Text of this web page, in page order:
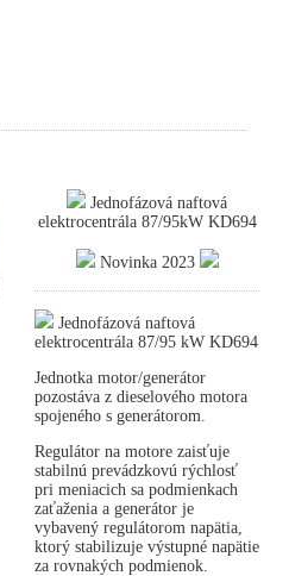
Jednofázová naftová
elektrocentrála 87/95kW KD694
Novinka 2023
Jednofázová naftová
elektrocentrála 87/95 kW KD694
Jednotka motor/generátor
pozostáva z dieselového motora
spojeného s generátorom.
Regulátor na motore zaisťuje
stabilnú prevádzkovú rýchlosť
pri meniacich sa podmienkach
zaťaženia a generátor je
vybavený regulátorom napätia,
ktorý stabilizuje výstupné napätie
za rovnakých podmienok.